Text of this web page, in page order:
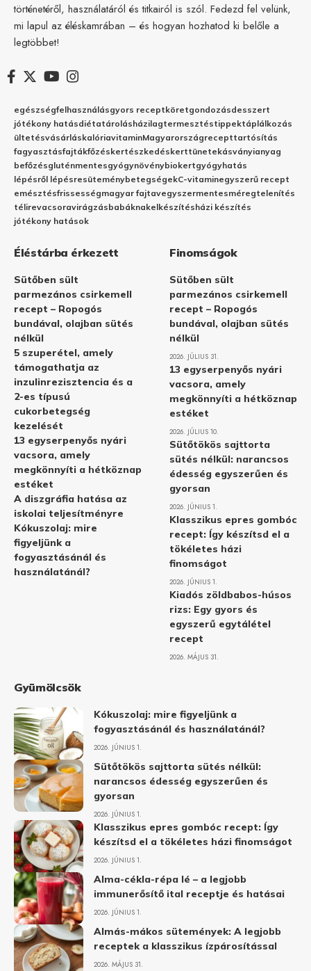
történetéről, használatáról és titkairól is szól. Fedezd fel velünk,
mi lapul az éléskamrában – és hogyan hozhatod ki belőle a
legtöbbet!
egészségfelhasználásgyors receptköretgondozásdesszert
jótékony hatásdiétatárolásházilagtermesztéstippektáplálkozás
ültetésvásárláskalóriavitaminMagyarországrecepttartósítás
fagyasztásfajtákfőzéskertészkedéskerttünetekásványianyag
befőzésgluténmentesgyógynövénybiokertgyógyhatás
lépésről lépésresüteménybetegségekC-vitaminegyszerű recept
emésztésfrissességmagyar fajtavegyszermentesméregtelenítés
télirevacsoravirágzásbabáknakelkészítésházi készítés
jótékony hatások
Éléstárba érkezett
Sütőben sült
parmezános csirkemell
recept – Ropogós
bundával, olajban sütés
nélkül
5 szuperétel, amely
támogathatja az
inzulinrezisztencia és a
2-es típusú
cukorbetegség
kezelését
13 egyserpenyős nyári
vacsora, amely
megkönnyíti a hétköznap
estéket
A diszgráfia hatása az
iskolai teljesítményre
Kókuszolaj: mire
figyeljünk a
fogyasztásánál és
használatánál?
Finomságok
Sütőben sült
parmezános csirkemell
recept – Ropogós
bundával, olajban sütés
nélkül
2026. JÚLIUS 31.
13 egyserpenyős nyári
vacsora, amely
megkönnyíti a hétköznap
estéket
2026. JÚLIUS 10.
Sütőtökös sajttorta
sütés nélkül: narancsos
édesség egyszerűen és
gyorsan
2026. JÚNIUS 1.
Klasszikus epres gombóc
recept: Így készítsd el a
tökéletes házi
finomságot
2026. JÚNIUS 1.
Kiadós zöldbabos-húsos
rizs: Egy gyors és
egyszerű egytálétel
recept
2026. MÁJUS 31.
Gyümölcsök
Kókuszolaj: mire figyeljünk a
fogyasztásánál és használatánál?
2026. JÚNIUS 1.
Sütőtökös sajttorta sütés nélkül:
narancsos édesség egyszerűen és
gyorsan
2026. JÚNIUS 1.
Klasszikus epres gombóc recept: Így
készítsd el a tökéletes házi finomságot
2026. JÚNIUS 1.
Alma-cékla-répa lé – a legjobb
immunerősítő ital receptje és hatásai
2026. JÚNIUS 1.
Almás-mákos sütemények: A legjobb
receptek a klasszikus ízpárosítással
2026. MÁJUS 31.